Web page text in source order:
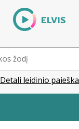
Detali leidinio paieška